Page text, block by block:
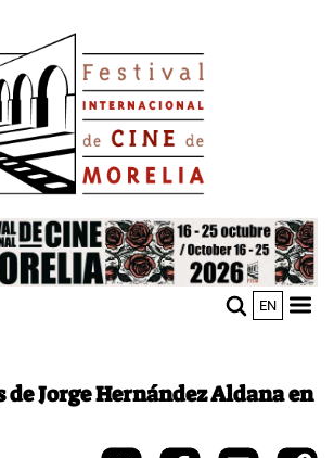
EN
de Jorge Hernández Aldana en